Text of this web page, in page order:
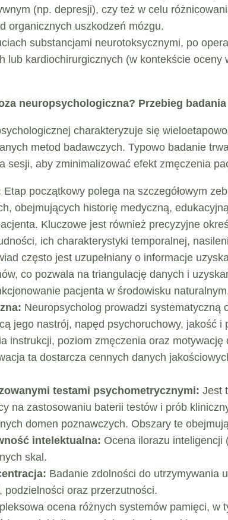
(np. depresji), czy też w celu
organicznych uszkodzeń mózgu.
substancjami neurotoksycznymi, po
lub kardiochirurgicznych (w kontekście oceny
neuropsychologiczna? Przebieg
charakteryzuje się
metod badawczych. Typowo badanie
sesji, aby zminimalizować efekt zmęczenia
Etap początkowy polega na szczegółowym
obejmujących historię medyczną,
Kluczowe jest również precyzyjne
ich charakterystyki temporalnej,
często jest uzupełniany o informacje
co pozwala na triangulację danych i
pacjenta w środowisku
Neuropsycholog prowadzi systematyczną
jego nastrój, napęd psychoruchowy, jakość i
instrukcji, poziom zmęczenia oraz motywację
ta dostarcza cennych danych
testami psychometrycznymi: Jest
na zastosowaniu baterii testów i prób
domen poznawczych. Obszary te
intelektualna: Ocena ilorazu inteligencji
skal.
Badanie zdolności do utrzymywania
podzielności oraz przerzutności.
ocena różnych systemów pamięci, w